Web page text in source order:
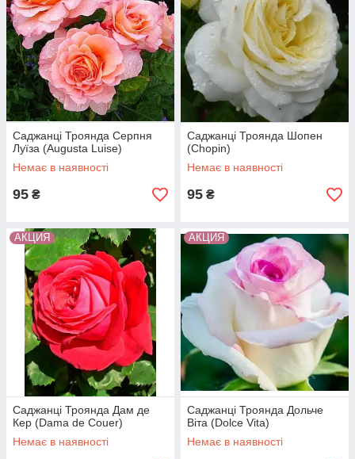
Саджанці Троянда Серпня
Луїза (Augusta Luise)
Немає в наявності
95 ₴
Саджанці Троянда Шопен
(Chopin)
Немає в наявності
95 ₴
АКЦИЯ
Саджанці Троянда Дам де
Кер (Dama de Couer)
Немає в наявності
АКЦИЯ
Саджанці Троянда Дольче
Віта (Dolce Vita)
Немає в наявності